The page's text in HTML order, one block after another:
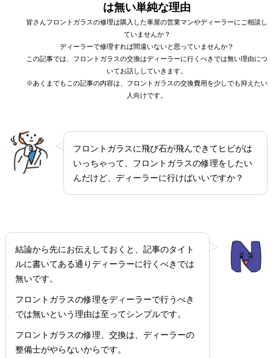
は無い単純な理由
皆さんフロントガラスの修理は購入した車屋の営業マンやディーラーにご相談し
ていませんか？
ディーラーで修理すれば間違いないと思っていませんか？
この記事では、フロントガラスの交換はディーラーに行くべきでは無い理由につ
いてお話ししていきます。
※あくまでもこの記事の内容は、フロントガラスの交換費用を少しでも抑えたい
人向けです。
フロントガラスに飛び石が飛んできてヒビがは
いっちゃって、フロントガラスの修理をしたい
んだけど、ディーラーに行けばいいですか？
結論から先にお伝えしておくと、記事のタイト
ルに書いてある通りディーラーに行くべきでは
無いです。
フロントガラスの修理をディーラーで行うべき
では無いという理由は至ってシンプルです。
フロントガラスの修理、交換は、ディーラーの
整備士がやらないからです。